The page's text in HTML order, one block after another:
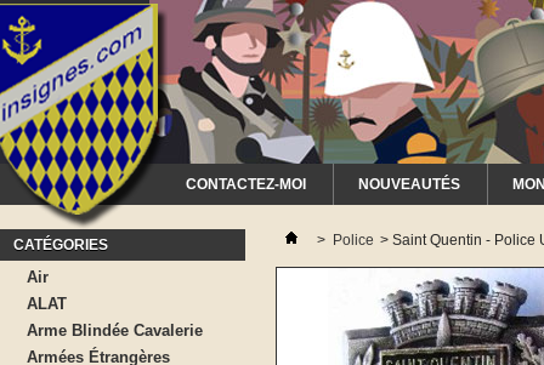
CONTACTEZ-MOI NOUVEAUTÉS
CATÉGORIES
Air
ALAT
Arme Blindée Cavalerie
Armées Étrangères
> Police > Saint Quentin - Police